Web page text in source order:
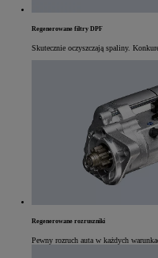
Regenerowane filtry DPF
Skutecznie oczyszczają spaliny.
Regenerowane rozruszniki
Pewny rozruch auta w każdych